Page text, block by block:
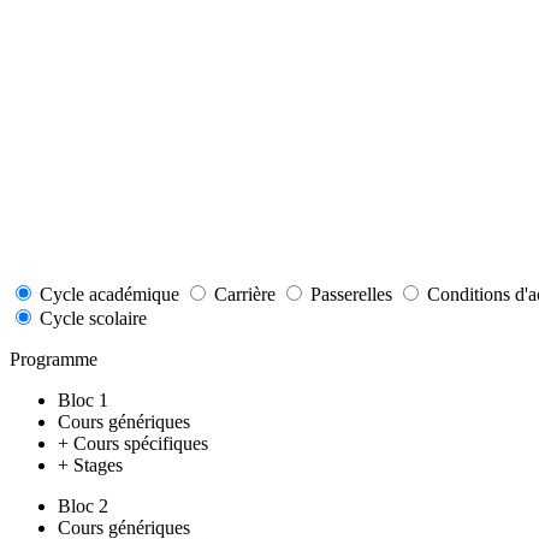
Cycle académique Carrière Passerelles Conditions
Cycle scolaire
Programme
Bloc 1
Cours génériques
+ Cours spécifiques
+ Stages
Bloc 2
Cours génériques